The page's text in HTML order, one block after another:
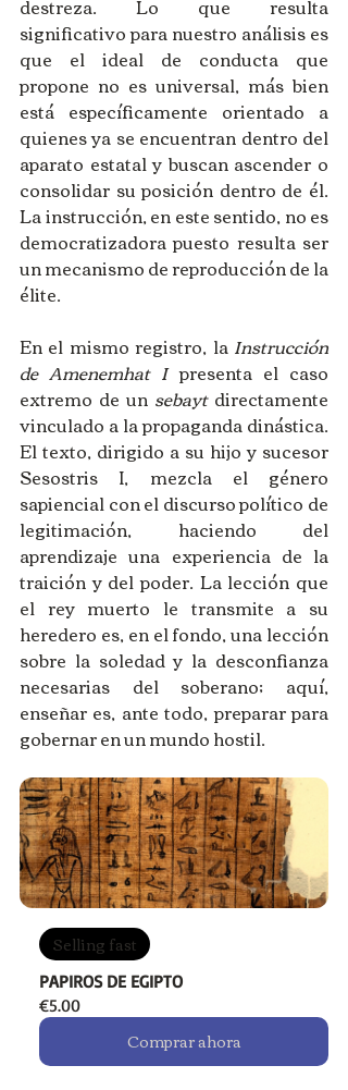
significativo para nuestro análisis es
que el ideal de conducta que
propone no es universal, más bien
está específicamente orientado a
quienes ya se encuentran dentro del
aparato estatal y buscan ascender o
consolidar su posición dentro de él.
La instrucción, en este sentido, no es
democratizadora puesto resulta ser
un mecanismo de reproducción de la
élite.
En el mismo registro, la Instrucción
de Amenemhat I presenta el caso
extremo de un sebayt directamente
vinculado a la propaganda dinástica.
El texto, dirigido a su hijo y sucesor
Sesostris I, mezcla el género
sapiencial con el discurso político de
legitimación, haciendo del
aprendizaje una experiencia de la
traición y del poder. La lección que
el rey muerto le transmite a su
heredero es, en el fondo, una lección
sobre la soledad y la desconfianza
necesarias del soberano; aquí,
enseñar es, ante todo, preparar para
gobernar en un mundo hostil.
Selling fast
PAPIROS DE EGIPTO
€5.00
Comprar ahora